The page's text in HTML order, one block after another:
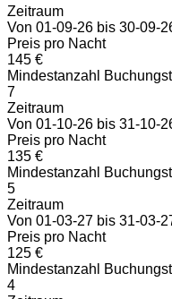
Zeitraum
Von 01-09-26 bis 30-09-
Preis pro Nacht
145 €
Mindestanzahl
7
Zeitraum
Von 01-10-26 bis 31-10-
Preis pro Nacht
135 €
Mindestanzahl
5
Zeitraum
Von 01-03-27 bis 31-03-
Preis pro Nacht
125 €
Mindestanzahl
4